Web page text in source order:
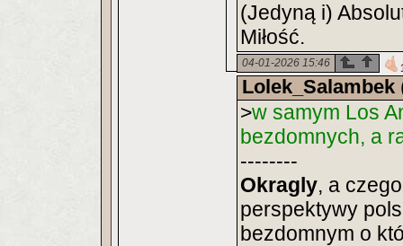
(Jedyną i)
Miłość.
04-01-2026 15:46
Lolek_Salambek
>w samym Los
bezdomnych, a
--------
Okragly, a
perspektywy
bezdomnym o